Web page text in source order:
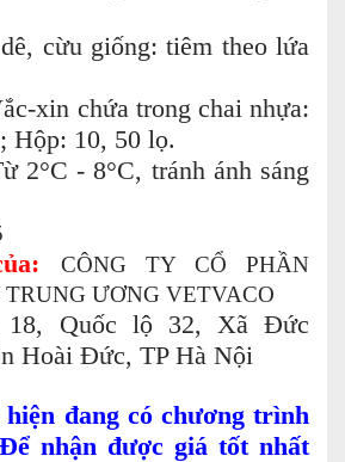
cừu giống: tiêm theo lứa
xin chứa trong chai nhựa:
Hộp: 10, 50 lọ.
2°C - 8°C, tránh ánh sáng
CÔNG TY CỔ PHẦN
ƯƠNG VETVACO
Quốc lộ 32, Xã Đức
Hoài Đức, TP Hà Nội
hiện đang có chương trình
nhận được giá tốt nhất